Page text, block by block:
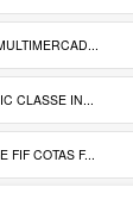
CLASSE IN...
COTAS F...